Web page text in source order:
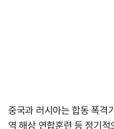
중국과 러시아는 합동 폭격
역 해상 연합훈련 등 정기